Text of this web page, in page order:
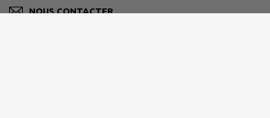
NOUS CONTACTER